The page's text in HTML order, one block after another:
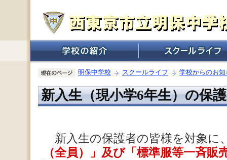
明保中学校 スクールライフ 学校からのお知
新入生（現小学6年生）の保
新入生の保護者の皆様を対象に
（全員）」及び「標準服等一斉